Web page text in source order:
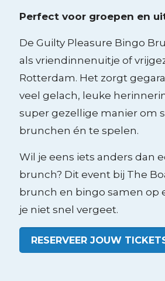
Perfect voor groepen en
De Guilty Pleasure Bingo
als vriendinnenuitje of
Rotterdam. Het zorgt
veel gelach, leuke
super gezellige manier om
brunchen én te spelen.
Wil je eens iets anders dan
brunch? Dit event bij The
brunch en bingo samen op
je niet snel vergeet.
RESERVEER JOUW